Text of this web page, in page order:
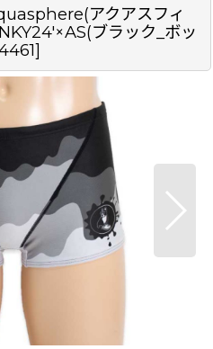
アクアスフィ
ブラック_ボッ
]